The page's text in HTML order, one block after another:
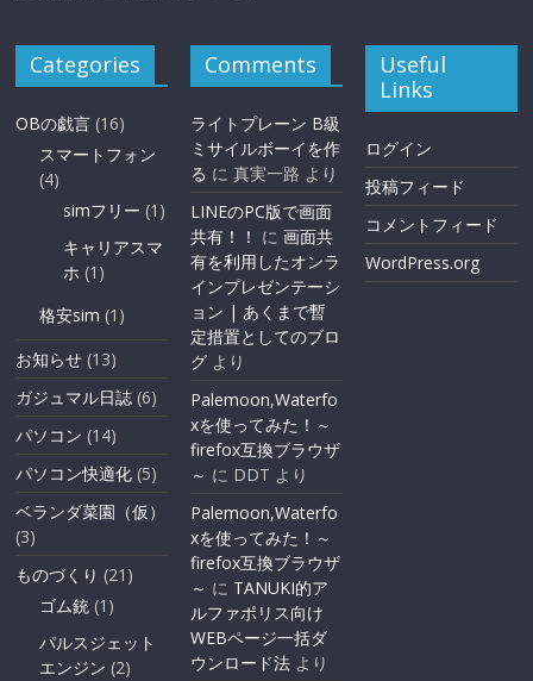
Categories
OBの戯言 (16)
スマートフォン
(4)
simフリー (1)
キャリアスマ
ホ (1)
格安sim (1)
お知らせ (13)
ガジュマル日誌 (6)
パソコン (14)
パソコン快適化 (5)
ベランダ菜園（仮）
(3)
ものづくり (21)
ゴム銃 (1)
パルスジェット
エンジン (2)
Comments
ライトプレーン B級
ミサイルボーイを作
る に真実一路 より
LINEのPC版で画面
共有！！ に画面共
有を利用したオンラ
インプレゼンテーシ
ョン | あくまで暫
定措置としてのブロ
グ より
Palemoon,Waterfo
xを使ってみた！～
firefox互換ブラウザ
～ に DDT より
Palemoon,Waterfo
xを使ってみた！～
firefox互換ブラウザ
～ に TANUKI的ア
ルファポリス向け
WEBページ一括ダ
ウンロード法 より
Useful
Links
ログイン
投稿フィード
コメントフィード
WordPress.org